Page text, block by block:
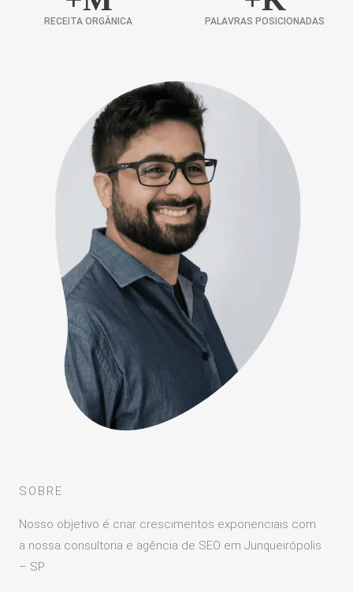
RECEITA ORGÂNICA PALAVRAS POSICIONADAS
SOBRE
Nosso objetivo é criar crescimentos exponenciais com
a nossa consultoria e agência de SEO em Junqueirópolis
– SP